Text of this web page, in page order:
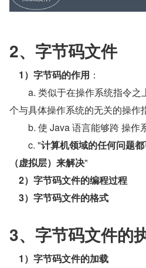
2、字节码文件
1）字节码的作用 ：
a. 类似于在操作系统指令之
个与具体操作系统的无关的操作
b. 使 Java 语言能够跨 操作
c. "计算机领域的任何问题
（虚拟层）来解决"
2）字节码文件的编程过程
3）字节码文件的格式
3、字节码文件的
1）字节码文件的加载